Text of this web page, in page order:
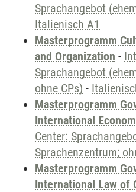
Sprachangebot
Italienisch A1
Masterprogramm
and Organization -
Sprachangebot
ohne CPs) -
Masterprogramm
International
Center:
Sprachenzentrum;
Masterprogramm
International Law of